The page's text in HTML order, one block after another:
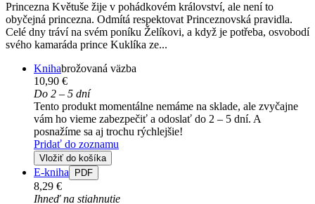
Princezna Květuše žije v pohádkovém království, ale není to
obyčejná princezna. Odmítá respektovat Princeznovská pravidla.
Celé dny tráví na svém poníku Želíkovi, a když je potřeba, osvobodí
svého kamaráda prince Kuklíka ze...
Knihabrožovaná väzba
10,90 €
Do 2 – 5 dní
Tento produkt momentálne nemáme na sklade, ale zvyčajne
vám ho vieme zabezpečiť a odoslať do 2 – 5 dní. A
posnažíme sa aj trochu rýchlejšie!
Pridať do zoznamu
Vložiť do košíka
E-kniha PDF
8,29 €
Ihneď na stiahnutie